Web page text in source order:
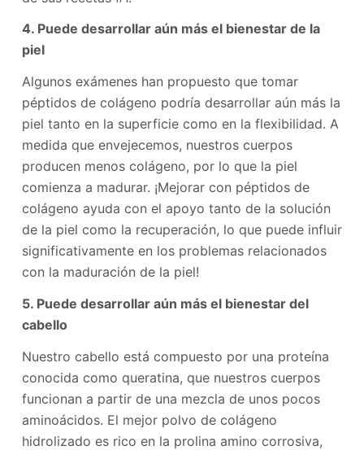
4. Puede desarrollar aún más el bienestar de la
piel
Algunos exámenes han propuesto que tomar
péptidos de colágeno podría desarrollar aún más la
piel tanto en la superficie como en la flexibilidad. A
medida que envejecemos, nuestros cuerpos
producen menos colágeno, por lo que la piel
comienza a madurar. ¡Mejorar con péptidos de
colágeno ayuda con el apoyo tanto de la solución
de la piel como la recuperación, lo que puede influir
significativamente en los problemas relacionados
con la maduración de la piel!
5. Puede desarrollar aún más el bienestar del
cabello
Nuestro cabello está compuesto por una proteína
conocida como queratina, que nuestros cuerpos
funcionan a partir de una mezcla de unos pocos
aminoácidos. El mejor polvo de colágeno
hidrolizado es rico en la prolina amino corrosiva,